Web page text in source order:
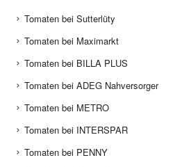
Tomaten bei Sutterlüty
Tomaten bei Maximarkt
Tomaten bei BILLA PLUS
Tomaten bei ADEG Nahversorger
Tomaten bei METRO
Tomaten bei INTERSPAR
Tomaten bei PENNY